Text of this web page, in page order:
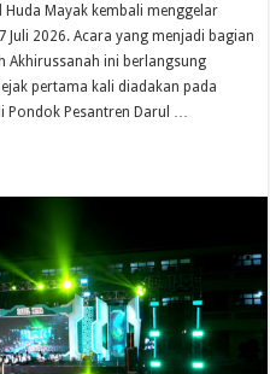
Huda Mayak kembali menggelar
Juli 2026. Acara yang menjadi bagian
Akhirussanah ini berlangsung
pertama kali diadakan pada
Pondok Pesantren Darul …